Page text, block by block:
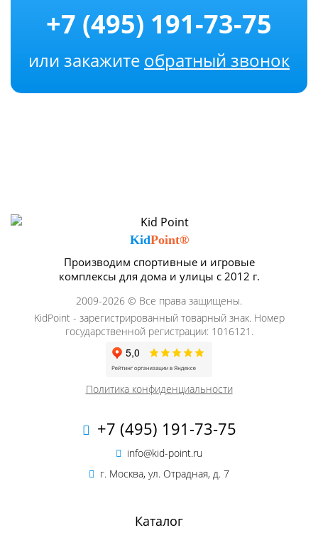
+7 (495) 191-73-75
или закажите обратный звонок
Каталог
+7 (495) 191-73-75
info@kid-point.ru
г. Москва, ул. Отрадная, д. 7
KidPoint®
Производим спортивные и игровые
комплексы для дома и улицы с 2012 г.
2009-2026 © Все права защищены.
KidPoint - зарегистрированный товарный знак. Номер
государственной регистрации: 1016121.
Политика конфиденциальности